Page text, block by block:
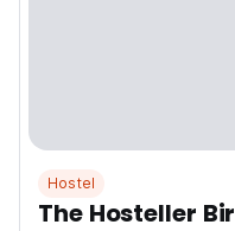
Hostel
The Hosteller Bir